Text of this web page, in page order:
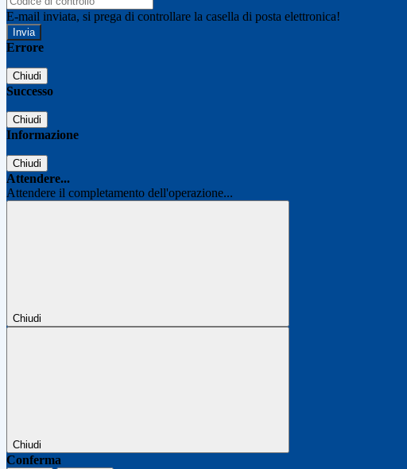
E-mail inviata, si prega di controllare la casella di posta elettronica!
Errore
Chiudi
Successo
Chiudi
Informazione
Chiudi
Attendere...
Attendere il completamento dell'operazione...
Chiudi
Chiudi
Conferma